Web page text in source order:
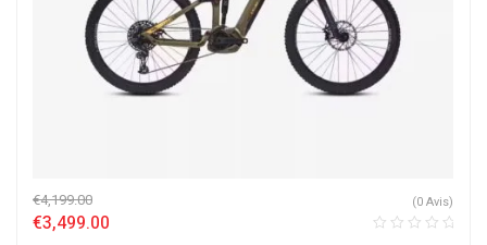
€4,199.00
€3,499.00
(0 Avis)